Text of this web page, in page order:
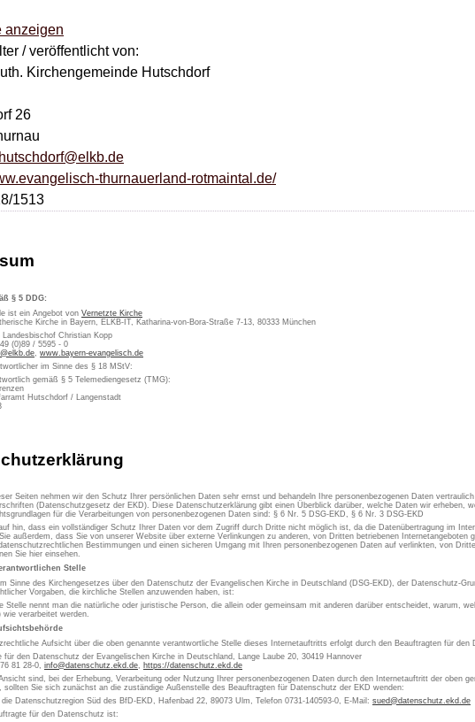
anzeigen
/ veröffentlicht von:
Kirchengemeinde Hutschdorf
26
thurnauerland-rotmaintal.de/
1513
§ 5 DDG:
ist ein Angebot von Vernetzte Kirche
Kirche in Bayern, ELKB-IT, Katharina-von-Bora-Straße 7-13, 80333 München
Landesbischof Christian Kopp
(0)89 / 5595 - 0
, www.bayern-evangelisch.de
im Sinne des § 18 MStV:
gemäß § 5 Telemediengesetz (TMG):
Hutschdorf / Langenstadt
Seiten nehmen wir den Schutz Ihrer persönlichen Daten sehr ernst und behandeln Ihre personenbezogenen Daten
(Datenschutzgesetz der EKD). Diese Datenschutzerklärung gibt einen Überblick darüber, welche Daten wir erheben,
für die Verarbeitungen von personenbezogenen Daten sind: § 6 Nr. 5 DSG-EKD, § 6 Nr. 3 DSG-EKD
hin, dass ein vollständiger Schutz Ihrer Daten vor dem Zugriff durch Dritte nicht möglich ist, da die Datenübertragung im
außerdem, dass Sie von unserer Website über externe Verlinkungen zu anderen, von Dritten betriebenen Internetangeboten
Bestimmungen und einen sicheren Umgang mit Ihren personenbezogenen Daten auf verlinkten, von
Sie hier einsehen.
Stelle
Sinne des Kirchengesetzes über den Datenschutz der Evangelischen Kirche in Deutschland (DSG-EKD), der Datenschutz-
Vorgaben, die kirchliche Stellen anzuwenden haben, ist:
Stelle nennt man die natürliche oder juristische Person, die allein oder gemeinsam mit anderen darüber entscheidet, warum,
wie verarbeitet werden.
Aufsicht über die oben genannte verantwortliche Stelle dieses Internetauftritts erfolgt durch den Beauftragten für den
für den Datenschutz der Evangelischen Kirche in Deutschland, Lange Laube 20, 30419 Hannover
81 28-0, info@datenschutz.ekd.de, https://datenschutz.ekd.de
sind, bei der Erhebung, Verarbeitung oder Nutzung Ihrer personenbezogenen Daten durch den Internetauftritt der oben
sollten Sie sich zunächst an die zuständige Außenstelle des Beauftragten für Datenschutz der EKD wenden:
Datenschutzregion Süd des BfD-EKD, Hafenbad 22, 89073 Ulm, Telefon 0731-140593-0, E-Mail: sued@datenschutz.ekd.de
für den Datenschutz ist: